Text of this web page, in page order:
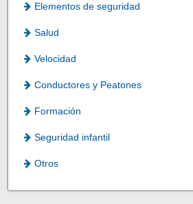
Elementos de seguridad
Salud
Velocidad
Conductores y Peatones
Formación
Seguridad infantil
Otros